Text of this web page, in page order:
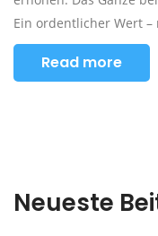
Ein ordentlicher Wert –
Read more
Neueste